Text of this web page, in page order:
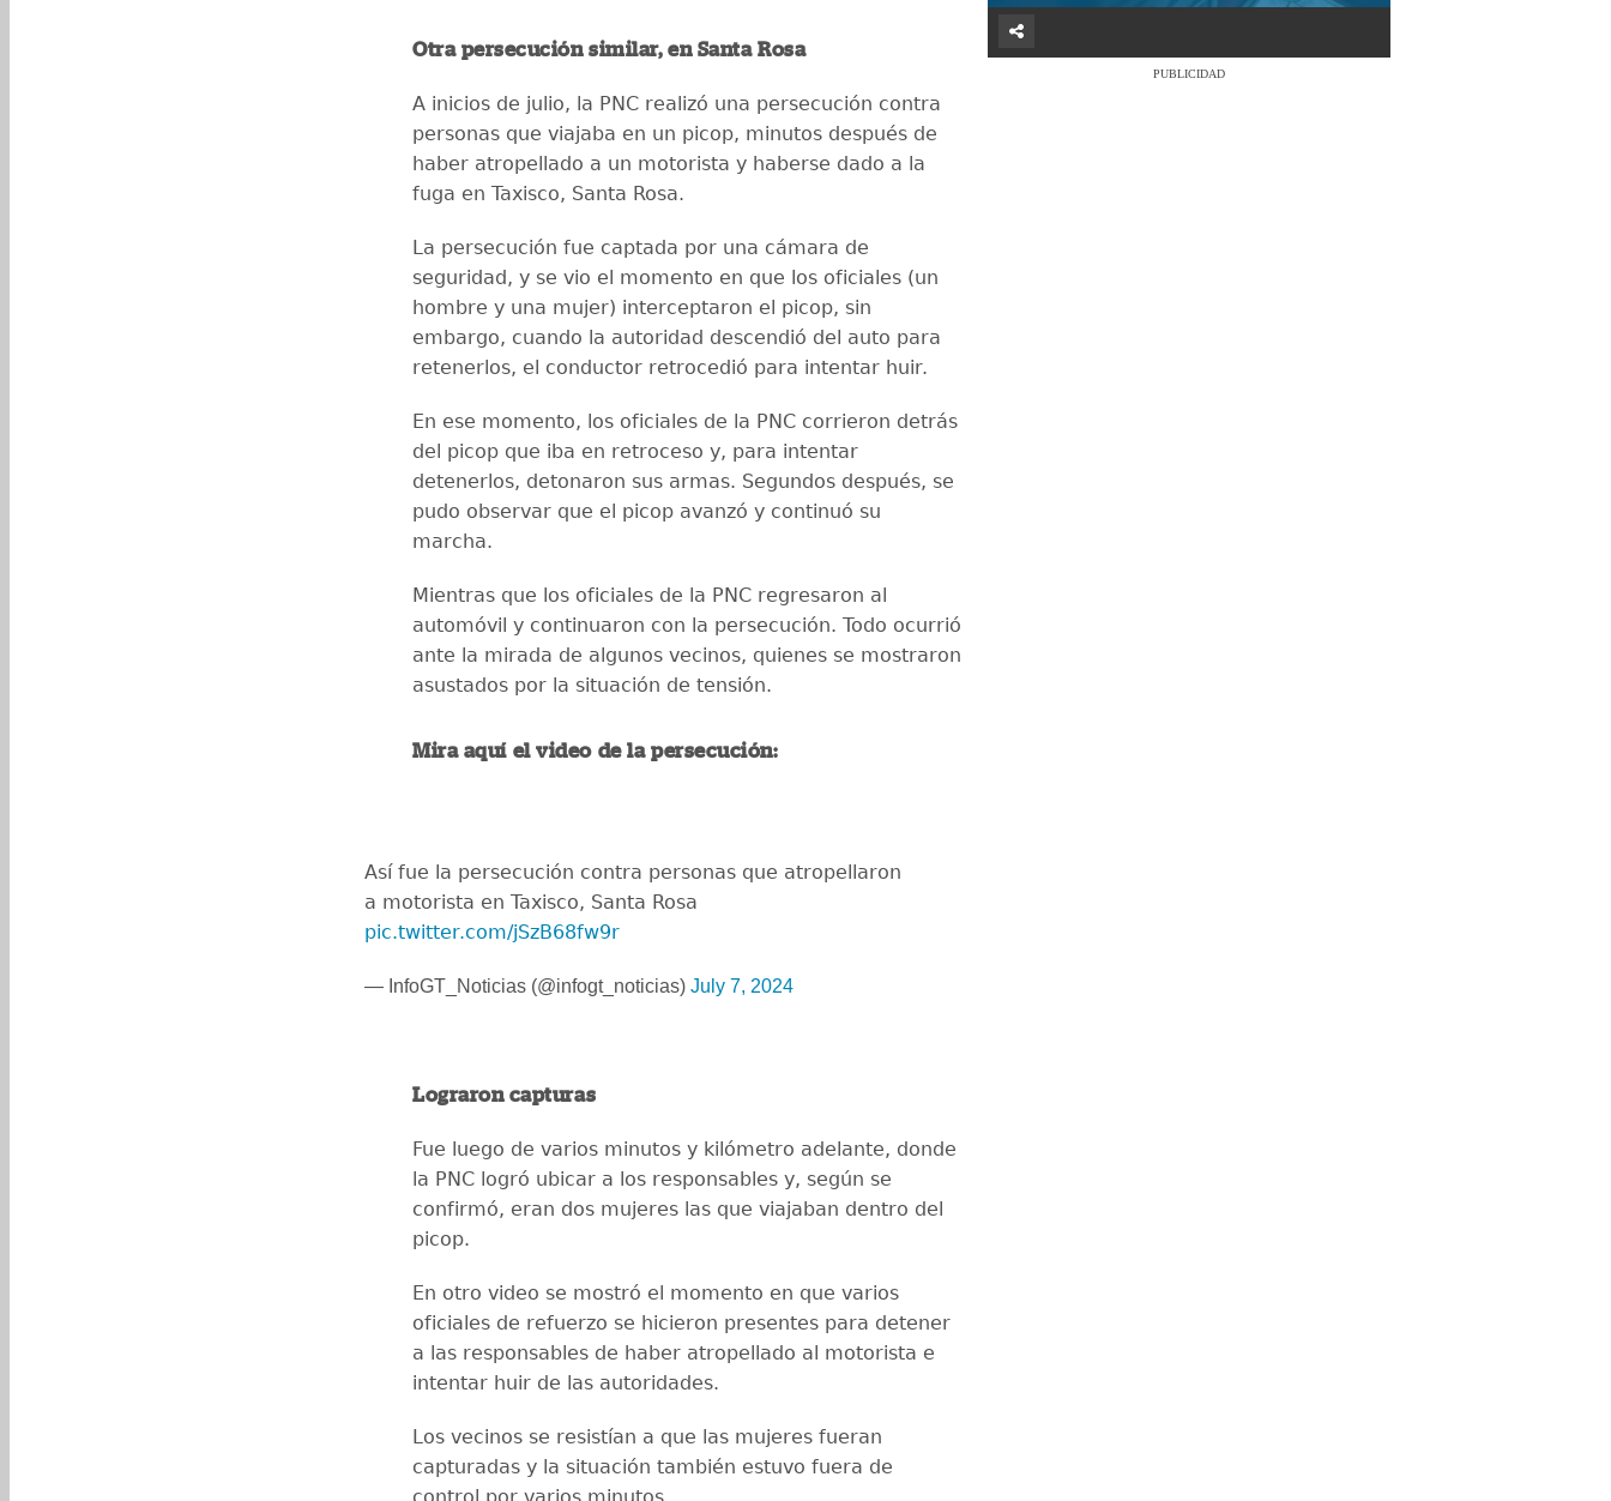
Otra persecución similar, en Santa Rosa
A inicios de julio, la PNC realizó una persecución contra
personas que viajaba en un picop, minutos después de
haber atropellado a un motorista y haberse dado a la
fuga en Taxisco, Santa Rosa.
La persecución fue captada por una cámara de
seguridad, y se vio el momento en que los oficiales (un
hombre y una mujer) interceptaron el picop, sin
embargo, cuando la autoridad descendió del auto para
retenerlos, el conductor retrocedió para intentar huir.
En ese momento, los oficiales de la PNC corrieron detrás
del picop que iba en retroceso y, para intentar
detenerlos, detonaron sus armas. Segundos después, se
pudo observar que el picop avanzó y continuó su
marcha.
Mientras que los oficiales de la PNC regresaron al
automóvil y continuaron con la persecución. Todo ocurrió
ante la mirada de algunos vecinos, quienes se mostraron
asustados por la situación de tensión.
Mira aquí el video de la persecución:
Así fue la persecución contra personas que atropellaron
a motorista en Taxisco, Santa Rosa
pic.twitter.com/jSzB68fw9r
— InfoGT_Noticias (@infogt_noticias) July 7, 2024
Lograron capturas
Fue luego de varios minutos y kilómetro adelante, donde
la PNC logró ubicar a los responsables y, según se
confirmó, eran dos mujeres las que viajaban dentro del
picop.
En otro video se mostró el momento en que varios
oficiales de refuerzo se hicieron presentes para detener
a las responsables de haber atropellado al motorista e
intentar huir de las autoridades.
Los vecinos se resistían a que las mujeres fueran
capturadas y la situación también estuvo fuera de
PUBLICIDAD